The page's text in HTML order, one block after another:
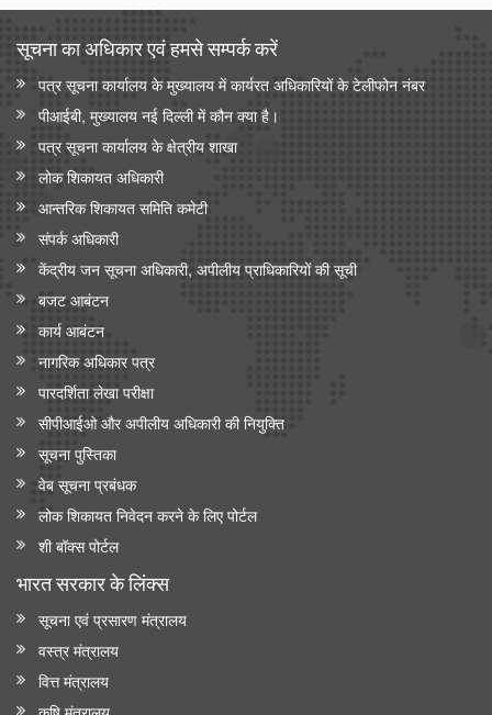
सूचना का अधिकार एवं हमसे सम्‍पर्क करें
पत्र सूचना कार्यालय के मुख्यालय में कार्यरत अधिकारियों के टेलीफोन नंबर
पीआईबी, मुख्यालय नई दिल्ली में कौन क्या है।
पत्र सूचना कार्यालय के क्षेत्रीय शाखा
लोक शिकायत अधिकारी
आन्‍तरिक शिकायत समिति कमेटी
संपर्क अधिकारी
केंद्रीय जन सूचना अधिकारी, अपीलीय प्राधिकारियों की सूची
बजट आबंटन
कार्य आबंटन
नागरिक अधिकार पत्र
पारदर्शिता लेखा परीक्षा
सीपीआईओ और अपी‍लीय अधिकारी की नियुक्ति
सूचना पुस्तिका
वेब सूचना प्रबंधक
लोक शिकायत निवेदन करने के लिए पोर्टल
शी बॉक्स पोर्टल
भारत सरकार के लिंक्‍स
सूचना एवं प्रसारण मंत्रालय
वस्त्र मंत्रालय
वित्त मंत्रालय